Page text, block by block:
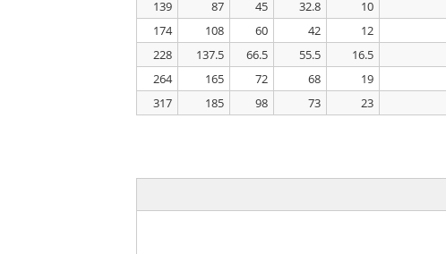
10
32.8
45
87
139
12
42
60
108
174
16.5
55.5
66.5
137.5
228
19
68
72
165
264
23
73
98
185
317